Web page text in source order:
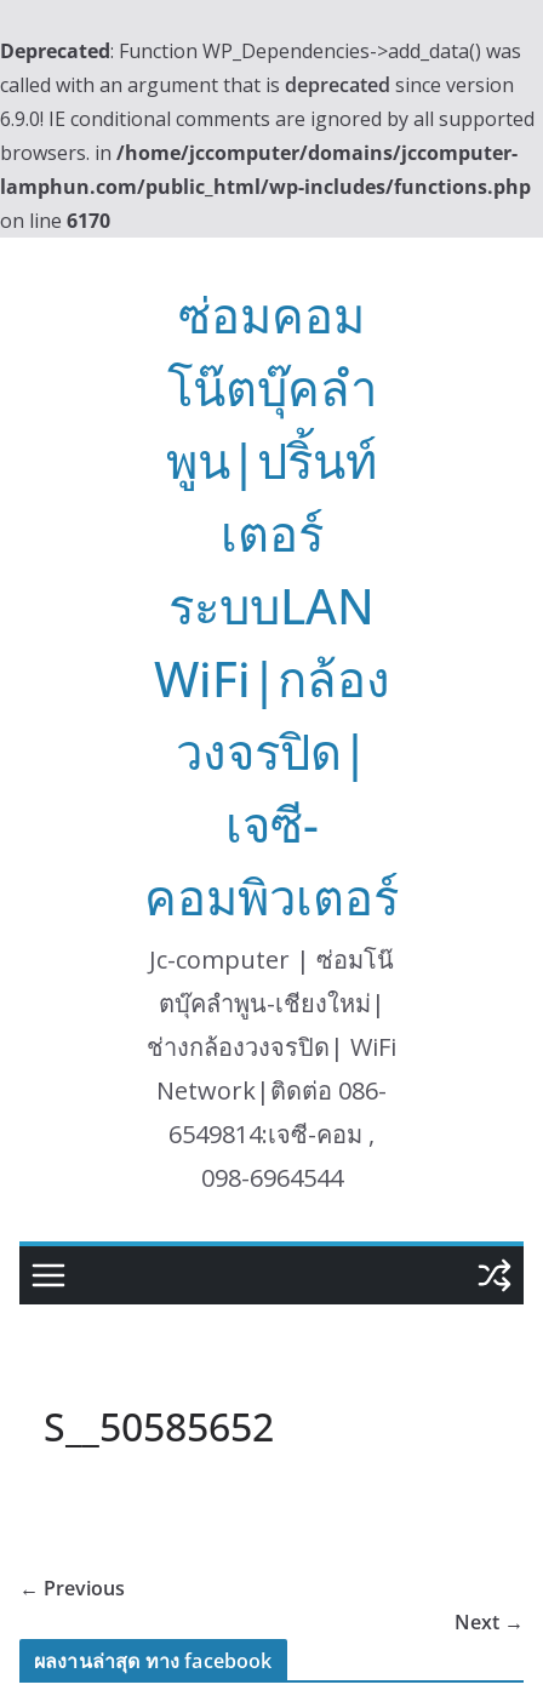
Deprecated: Function WP_Dependencies->add_data() was
called with an argument that is deprecated since version
6.9.0! IE conditional comments are ignored by all supported
browsers. in /home/jccomputer/domains/jccomputer-
lamphun.com/public_html/wp-includes/functions.php
on line 6170
ซ่อมคอม
โน๊ตบุ๊คลำ
พูน|ปริ้นท์
เตอร์
ระบบLAN
WiFi|กล้อง
วงจรปิด|
เจซี-
คอมพิวเตอร์
Jc-computer | ซ่อมโน๊
ตบุ๊คลำพูน-เชียงใหม่|
ช่างกล้องวงจรปิด| WiFi
Network|ติดต่อ 086-
6549814:เจซี-คอม ,
098-6964544
S__50585652
← Previous
Next →
ผลงานล่าสุด ทาง facebook